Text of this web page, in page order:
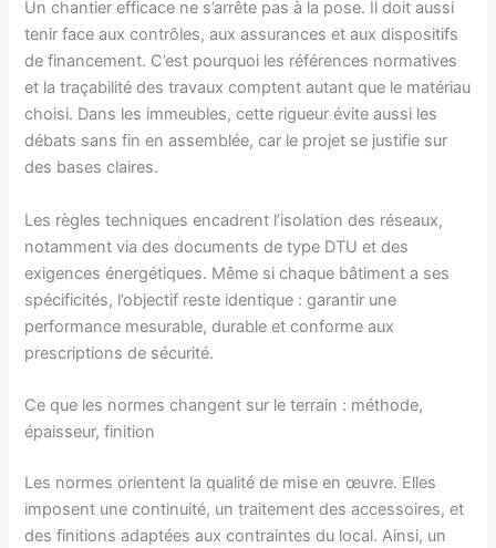
Un chantier efficace ne s’arrête pas à la pose. Il doit aussi
tenir face aux contrôles, aux assurances et aux dispositifs
de financement. C’est pourquoi les références normatives
et la traçabilité des travaux comptent autant que le matériau
choisi. Dans les immeubles, cette rigueur évite aussi les
débats sans fin en assemblée, car le projet se justifie sur
des bases claires.
Les règles techniques encadrent l’isolation des réseaux,
notamment via des documents de type DTU et des
exigences énergétiques. Même si chaque bâtiment a ses
spécificités, l’objectif reste identique : garantir une
performance mesurable, durable et conforme aux
prescriptions de sécurité.
Ce que les normes changent sur le terrain : méthode,
épaisseur, finition
Les normes orientent la qualité de mise en œuvre. Elles
imposent une continuité, un traitement des accessoires, et
des finitions adaptées aux contraintes du local. Ainsi, un